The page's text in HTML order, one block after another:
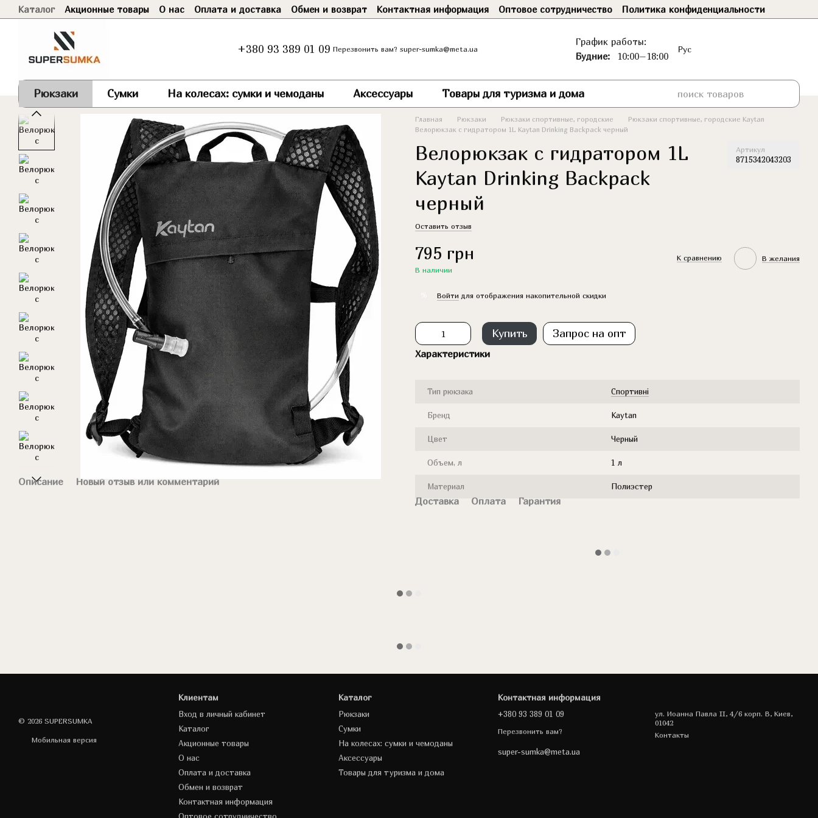
Перейти к основному контенту
Каталог Акционные товары О нас Оплата и доставка Обмен и возврат Контактная информация Оптовое сотрудничество
Политика конфиденциальности
+380 93 389 01 09 Перезвонить вам? super-sumka@meta.ua
График работы:
Будние:
10:00–18:00
Рус
Рюкзаки Сумки На колесах: сумки и чемоданы Аксессуары Товары для туризма и дома
Описание Новый отзыв или комментарий
Главная Рюкзаки Рюкзаки спортивные, городские
Рюкзаки спортивные, городские Kaytan
Велорюкзак с гидратором 1L Kaytan Drinking Backpack черный
Велорюкзак с гидратором 1L
Kaytan Drinking Backpack
черный
Артикул
8715342043203
Оставить отзыв
795 грн
В наличии
К сравнению В желания
Войти для отображения накопительной скидки
Купить Запрос на опт
Характеристики
Тип рюкзака Cпортивні
Бренд Kaytan
Цвет Черный
Объем, л 1 л
Материал Полиэстер
Доставка Оплата Гарантия
© 2026 SUPERSUMKA
Мобильная версия
Клиентам
Вход в личный кабинет
Каталог
Акционные товары
О нас
Оплата и доставка
Обмен и возврат
Контактная информация
Каталог
Рюкзаки
Сумки
На колесах: сумки и чемоданы
Аксессуары
Товары для туризма и дома
Контактная информация
+380 93 389 01 09
Перезвонить вам?
super-sumka@meta.ua
ул. Иоанна Павла II, 4/6 корп. В, Киев,
01042
Контакты